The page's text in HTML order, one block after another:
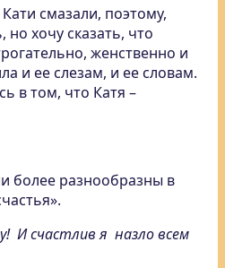
смазали, поэтому,
хочу сказать, что
женственно и
и ее слезам, и ее словам.
в том, что Катя –
более разнообразны в
И счастлив я назло всем